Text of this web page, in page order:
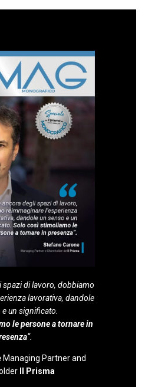
spazi di lavoro, dobbiamo
lavorativa, dandole
un significato.
le persone a tornare in
“.
Managing Partner and
Il Prisma